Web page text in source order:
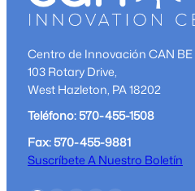
Centro de Innovación CAN BE
103 Rotary Drive,
West Hazleton, PA 18202
Teléfono: 570-455-1508
Fax: 570-455-9881
Suscríbete A Nuestro Boletín